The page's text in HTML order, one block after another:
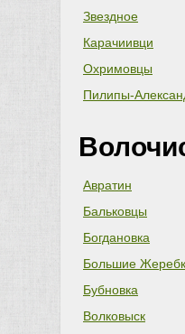
Звездное
Карачиивци
Охримовцы
Пилипы-
Авратин
Бальковцы
Богдановка
Большие
Бубновка
Волковыск